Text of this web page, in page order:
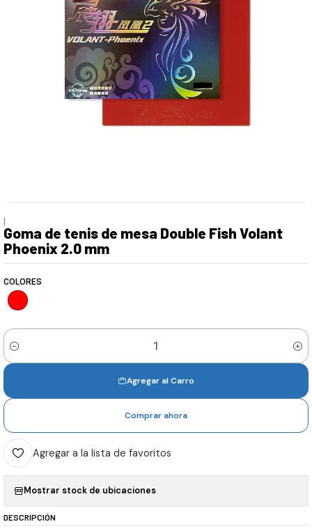
|
Goma de tenis de mesa Double Fish Volant
Phoenix 2.0 mm
COLORES
Cantidad
Agregar al Carro
Comprar ahora
Agregar a la lista de favoritos
Mostrar stock de ubicaciones
DESCRIPCIÓN